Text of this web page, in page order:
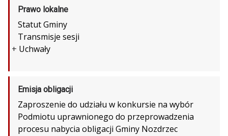
Prawo lokalne
Statut Gminy
Transmisje sesji
+ Uchwały
Emisja obligacji
Zaproszenie do udziału w konkursie na wybór
Podmiotu uprawnionego do przeprowadzenia
procesu nabycia obligacji Gminy Nozdrzec